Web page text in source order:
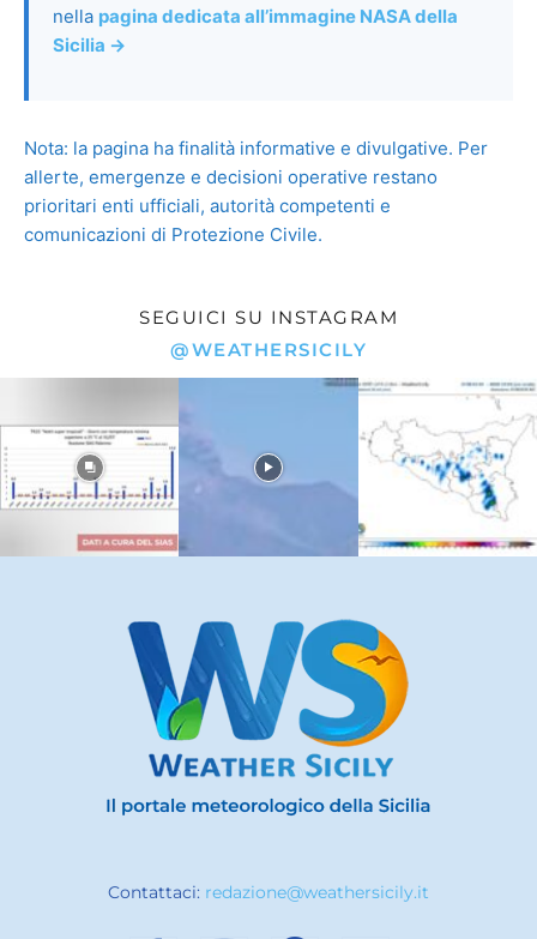
nella pagina dedicata all’immagine NASA della
Sicilia →
Nota: la pagina ha finalità informative e divulgative. Per
allerte, emergenze e decisioni operative restano
prioritari enti ufficiali, autorità competenti e
comunicazioni di Protezione Civile.
SEGUICI SU INSTAGRAM
@WEATHERSICILY
Contattaci: redazione@weathersicily.it